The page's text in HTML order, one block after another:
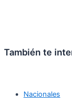
También te
Nacionales